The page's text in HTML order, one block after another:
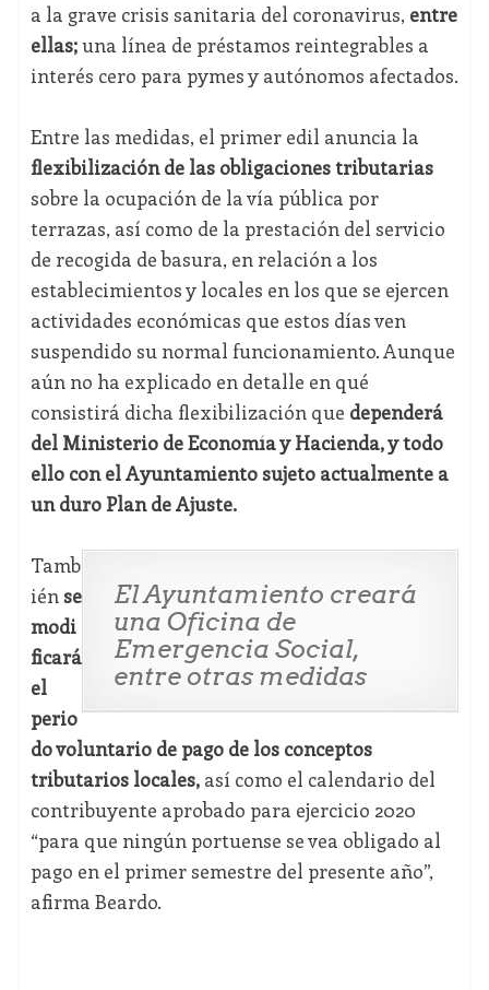
a la grave crisis sanitaria del coronavirus, entre
ellas;una línea de préstamos reintegrables a
interés cero para pymes y autónomos afectados.
Entre las medidas, el primer edil anuncia la
flexibilización de las obligaciones tributarias
sobre la ocupación de la vía pública por
terrazas, así como de la prestación del servicio
de recogida de basura, en relación a los
establecimientos y locales en los que se ejercen
actividades económicas que estos días ven
suspendido su normal funcionamiento. Aunque
aún no ha explicado en detalle en qué
consistirá dicha flexibilización que dependerá
del Ministerio de Economía y Hacienda, y todo
ello con el Ayuntamiento sujeto actualmente a
un duro Plan de Ajuste.
El Ayuntamiento creará
una Oficina de
Emergencia Social,
entre otras medidas
Tamb
iénse
modi
ficará
el
perio
do voluntario de pago de los conceptos
tributarios locales,así como el calendario del
contribuyente aprobado para ejercicio 2020
“para que ningún portuense se vea obligado al
pago en el primer semestre del presente año”,
afirma Beardo.